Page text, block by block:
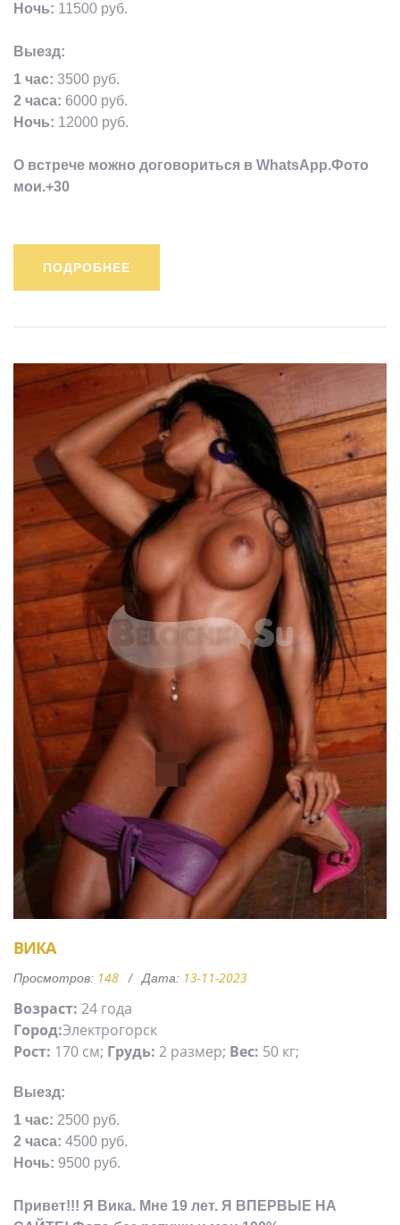
Ночь: 11500 руб.
Выезд:
1 час: 3500 руб.
2 часа: 6000 руб.
Ночь: 12000 руб.
О встрече можно договориться в WhatsApp.Фото
мои.+30
ПОДРОБНЕЕ
ВИКА
Просмотров: 148 Дата: 13-11-2023
Возраст: 24 года
Город:Электрогорск
Рост: 170 см; Грудь: 2 размер; Вес: 50 кг;
Выезд:
1 час: 2500 руб.
2 часа: 4500 руб.
Ночь: 9500 руб.
Привет!!! Я Вика. Мне 19 лет. Я ВПЕРВЫЕ НА